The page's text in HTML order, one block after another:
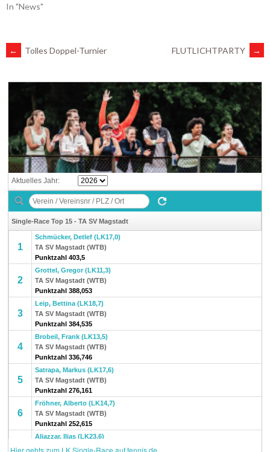
In "News"
ARTIKEL-
NAVIGATION
← Tolles Doppel-Turnier FLUTLICHTPARTY →